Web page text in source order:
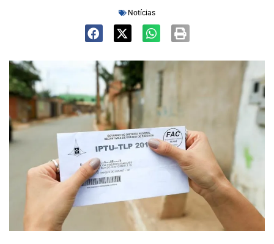
Notícias